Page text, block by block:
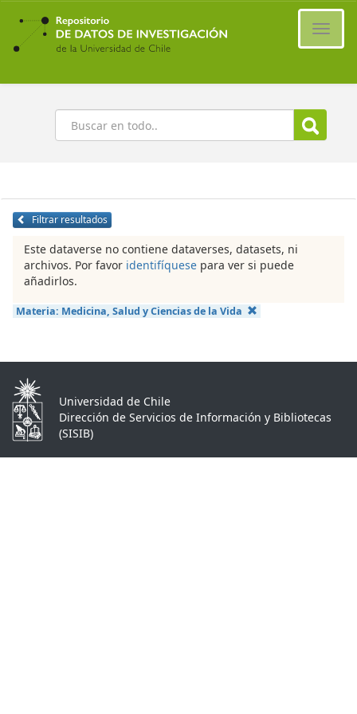
Ir
contenido
principal
Buscar
Filtrar resultados
Este dataverse no contiene dataverses, datasets, ni
archivos. Por favor identifíquese para ver si puede
añadirlos.
Materia: Medicina, Salud y Ciencias de la Vida
Universidad de Chile
Dirección de Servicios de Información y Bibliotecas
(SISIB)